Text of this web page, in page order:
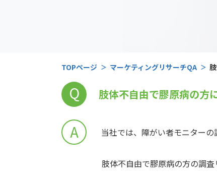
TOPページ マーケティングリサーチQA
Q 肢体不自由で膠原病の方
A 当社では、障がい者モニターの
肢体不自由で膠原病の方の調査